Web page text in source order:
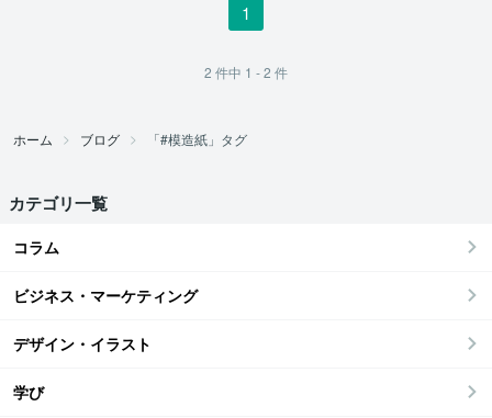
1
2 件中 1 - 2 件
ホーム ブログ 「#模造紙」タグ
カテゴリ一覧
コラム
ビジネス・マーケティング
デザイン・イラスト
学び